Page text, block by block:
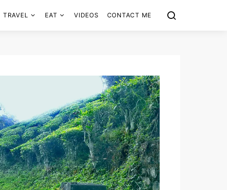
TRAVEL EAT VIDEOS CONTACT ME